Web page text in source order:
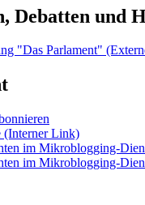
Debatten und
"Das Parlament"
(Interner Link)
im Mikroblogging-
im Mikroblogging-